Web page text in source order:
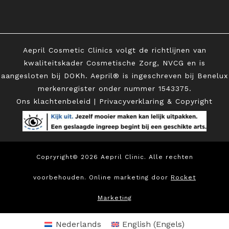
Aepril Cosmetic Clinics volgt de richtlijnen van
kwaliteitskader Cosmetische Zorg, NVCG en is
aangesloten bij DOKh. Aepril® is ingeschreven bij Benelux
merkenregister onder nummer 1543375.
Ons klachtenbeleid | Privacyverklaring & Copyright
Copryright© 2026 Aepril Clinic. Alle rechten
voorbehouden. Online marketing door Rocket
Marketing
Nederlands English (Engels)